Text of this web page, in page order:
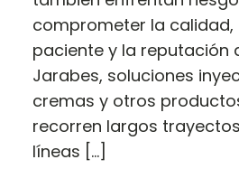
comprometer la calidad,
paciente y la reputación
Jarabes, soluciones
cremas y otros
recorren largos
líneas […]